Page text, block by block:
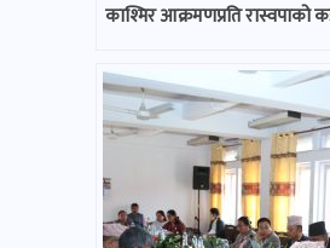
काश्मिर आक्रमणप्रति रास्वपाको